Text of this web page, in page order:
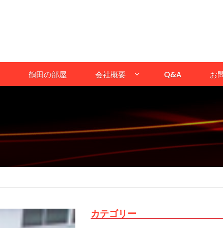
鶴田の部屋 会社概要 Q&A お
カテゴリー